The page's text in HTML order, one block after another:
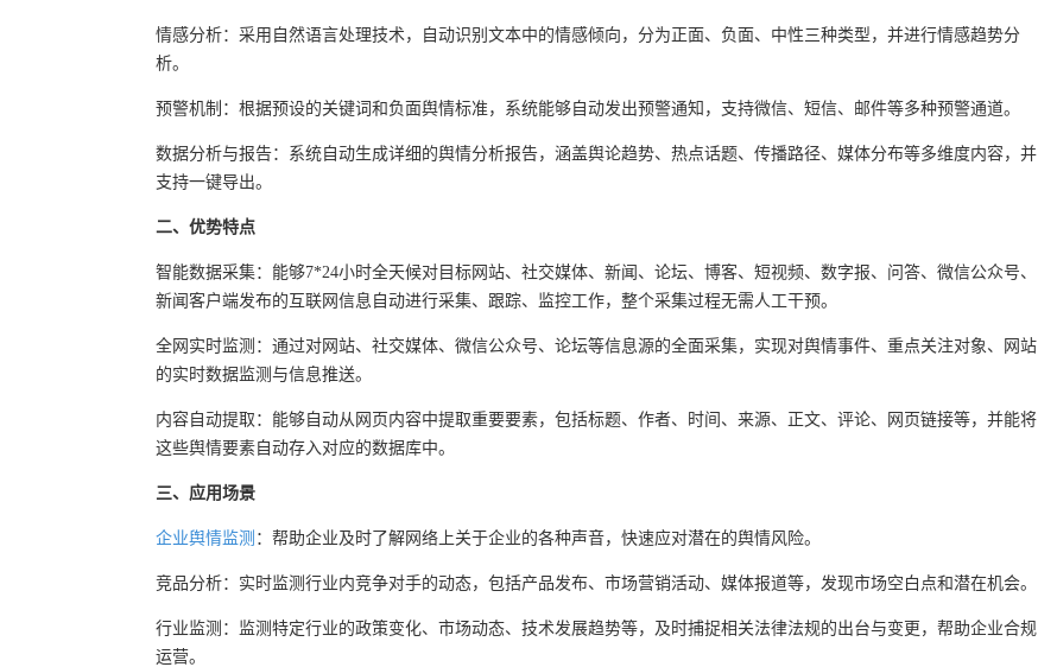
情感分析：采用自然语言处理技术，自动识别文本中的情感倾向，分为正面、负面、中性三种类型，并进行情感趋势分
析。
预警机制：根据预设的关键词和负面舆情标准，系统能够自动发出预警通知，支持微信、短信、邮件等多种预警通道。
数据分析与报告：系统自动生成详细的舆情分析报告，涵盖舆论趋势、热点话题、传播路径、媒体分布等多维度内容，并
支持一键导出。
二、优势特点
智能数据采集：能够7*24小时全天候对目标网站、社交媒体、新闻、论坛、博客、短视频、数字报、问答、微信公众号、
新闻客户端发布的互联网信息自动进行采集、跟踪、监控工作，整个采集过程无需人工干预。
全网实时监测：通过对网站、社交媒体、微信公众号、论坛等信息源的全面采集，实现对舆情事件、重点关注对象、网站
的实时数据监测与信息推送。
内容自动提取：能够自动从网页内容中提取重要要素，包括标题、作者、时间、来源、正文、评论、网页链接等，并能将
这些舆情要素自动存入对应的数据库中。
三、应用场景
企业舆情监测 ：帮助企业及时了解网络上关于企业的各种声音，快速应对潜在的舆情风险。
竞品分析：实时监测行业内竞争对手的动态，包括产品发布、市场营销活动、媒体报道等，发现市场空白点和潜在机会。
行业监测：监测特定行业的政策变化、市场动态、技术发展趋势等，及时捕捉相关法律法规的出台与变更，帮助企业合规
运营。